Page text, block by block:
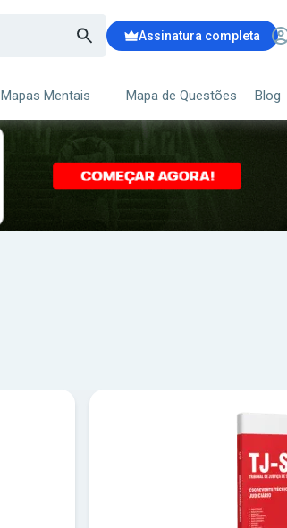
Assinatura completa
CARRINHO DE COMPRAS
ITENS (00)
Ops!
Seu carrinho ainda está vazio.
Mapas Mentais Mapa de Questões Blog